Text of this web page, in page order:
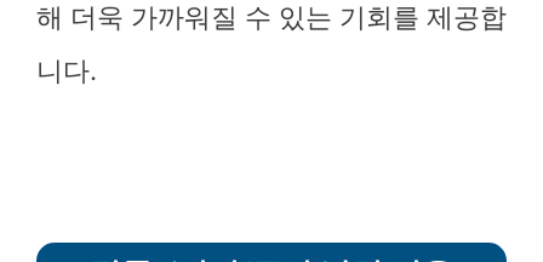
해 더욱 가까워질 수 있는 기회를 제공합
니다.